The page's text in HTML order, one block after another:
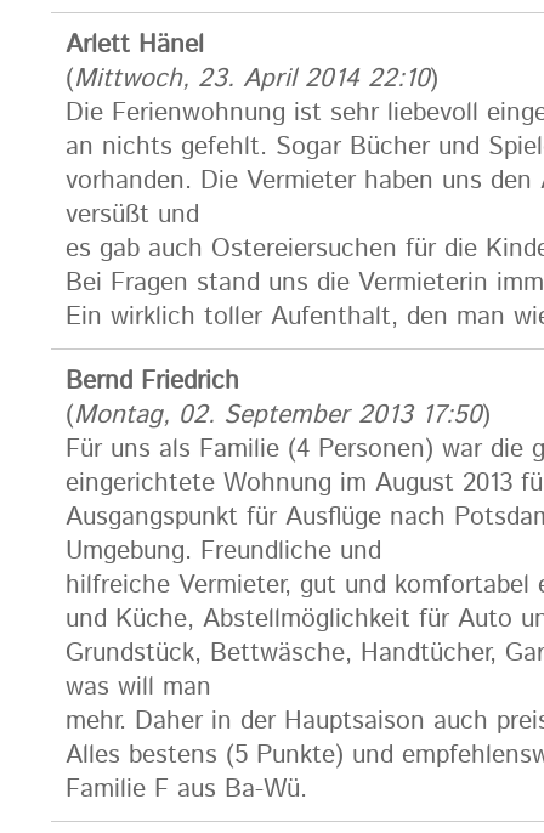
Arlett Hänel
(Mittwoch, 23. April 2014 22:10)
Die Ferienwohnung ist sehr liebevoll
an nichts gefehlt. Sogar Bücher und
vorhanden. Die Vermieter haben uns
versüßt und
es gab auch Ostereiersuchen für die
Bei Fragen stand uns die Vermieterin
Ein wirklich toller Aufenthalt, den man
Bernd Friedrich
(Montag, 02. September 2013 17:50)
Für uns als Familie (4 Personen) war die
eingerichtete Wohnung im August 2013
Ausgangspunkt für Ausflüge nach
Umgebung. Freundliche und
hilfreiche Vermieter, gut und
und Küche, Abstellmöglichkeit für Auto
Grundstück, Bettwäsche, Handtücher,
was will man
mehr. Daher in der Hauptsaison auch
Alles bestens (5 Punkte) und
Familie F aus Ba-Wü.